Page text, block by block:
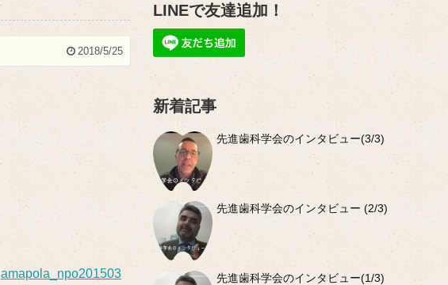
2018/5/25
amapola_npo201503
LINEで友達追加！
新着記事
先進歯科学会のインタビュー(3/3)
先進歯科学会のインタビュー (2/3)
先進歯科学会のインタビュー(1/3)